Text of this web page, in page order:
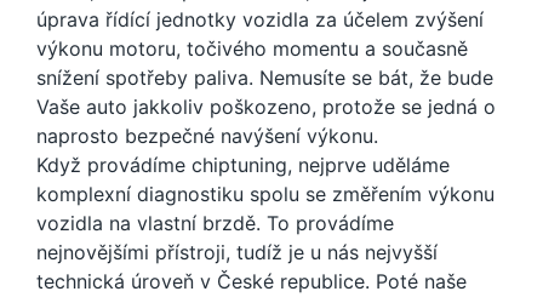
úprava řídící jednotky vozidla za účelem zvýšení
výkonu motoru, točivého momentu a současně
snížení spotřeby paliva. Nemusíte se bát, že bude
Vaše auto jakkoliv poškozeno, protože se jedná o
naprosto bezpečné navýšení výkonu.
Když provádíme chiptuning, nejprve uděláme
komplexní diagnostiku spolu se změřením výkonu
vozidla na vlastní brzdě. To provádíme
nejnovějšími přístroji, tudíž je u nás nejvyšší
technická úroveň v České republice. Poté naše